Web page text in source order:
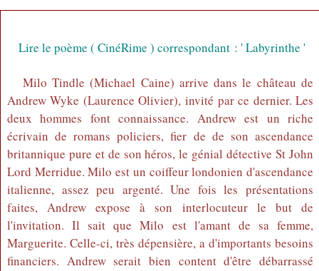
Lire le poème ( CinéRime ) correspondant : ' Labyrinthe '
Milo Tindle (Michael Caine) arrive dans le château de
Andrew Wyke (Laurence Olivier), invité par ce dernier. Les
deux hommes font connaissance. Andrew est un riche
écrivain de romans policiers, fier de de son ascendance
britannique pure et de son héros, le génial détective St John
Lord Merridue. Milo est un coiffeur londonien d'ascendance
italienne, assez peu argenté. Une fois les présentations
faites, Andrew expose à son interlocuteur le but de
l'invitation. Il sait que Milo est l'amant de sa femme,
Marguerite. Celle-ci, très dépensière, a d'importants besoins
financiers. Andrew serait bien content d'être débarrassé